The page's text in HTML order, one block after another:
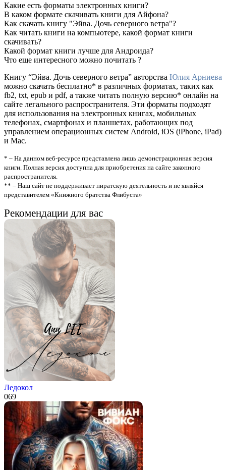
Какие есть форматы электронных книги?
В каком формате скачивать книги для Айфона?
Как скачать книгу "Эйва. Дочь северного ветра"?
Как читать книги на компьютере, какой формат книги
скачивать?
Какой формат книги лучше для Андроида?
Что еще интересного можно почитать ?
Книгу “Эйва. Дочь северного ветра” авторства Юлия Арниева
можно скачать бесплатно* в различных форматах, таких как
fb2, txt, epub и pdf, а также читать полную версию* онлайн на
сайте легального распространителя. Эти форматы подходят
для использования на электронных книгах, мобильных
телефонах, смартфонах и планшетах, работающих под
управлением операционных систем Android, iOS (iPhone, iPad)
и Mac.
* – На данном веб-ресурсе представлена лишь демонстрационная версия
книги. Полная версия доступна для приобретения на сайте законного
распространителя.
** – Наш сайт не поддерживает пиратскую деятельность и не являйся
представителем «Книжного братства Флибуста»
Рекомендации для вас
Ледокол
069